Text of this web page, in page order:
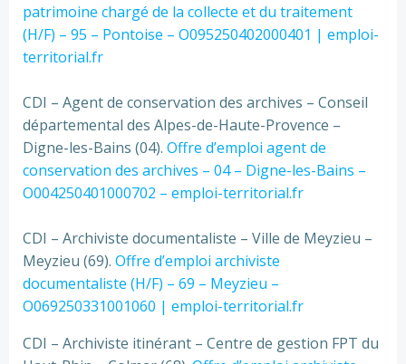
patrimoine chargé de la collecte et du traitement
(H/F) – 95 – Pontoise – O095250402000401 | emploi-
territorial.fr
CDI – Agent de conservation des archives – Conseil
départemental des Alpes-de-Haute-Provence –
Digne-les-Bains (04). Offre d’emploi agent de
conservation des archives – 04 – Digne-les-Bains –
O004250401000702 – emploi-territorial.fr
CDI – Archiviste documentaliste – Ville de Meyzieu –
Meyzieu (69). Offre d’emploi archiviste
documentaliste (H/F) – 69 – Meyzieu –
O069250331001060 | emploi-territorial.fr
CDI – Archiviste itinérant – Centre de gestion FPT du